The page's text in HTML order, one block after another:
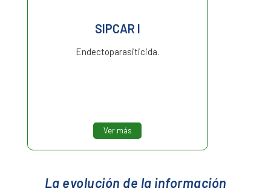
SIPCAR I
Endectoparasiticida.
Ver más
La evolución de la información